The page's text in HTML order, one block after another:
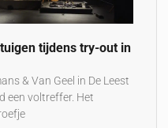
tijdens try-out in
& Van Geel in De Leest
een voltreffer. Het